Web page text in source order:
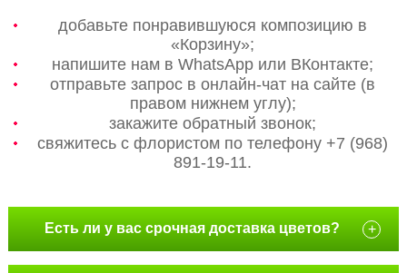
добавьте понравившуюся композицию в
«Корзину»;
напишите нам в WhatsApp или ВКонтакте;
отправьте запрос в онлайн-чат на сайте (в
правом нижнем углу);
закажите обратный звонок;
свяжитесь с флористом по телефону +7 (968)
891-19-11.
Есть ли у вас срочная доставка цветов? +